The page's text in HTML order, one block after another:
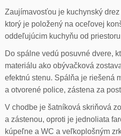
Zaujímavosťou je kuchynský
ktorý je položený na oceľovej
oddeľujúcim kuchyňu od
Do spálne vedú posuvné dvere,
materiálu ako obývačková
efektnú stenu. Spálňa je riešená
a otvorené police, zástena za
V chodbe je šatníková skriňová
a zástenou, oproti je jednoliata
kúpeľne a WC a veľkoplošným